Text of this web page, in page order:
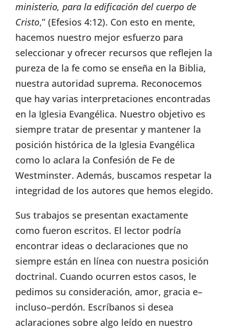
ministerio, para la edificación del cuerpo de
Cristo,” (Efesios 4:12). Con esto en mente,
hacemos nuestro mejor esfuerzo para
seleccionar y ofrecer recursos que reflejen la
pureza de la fe como se enseña en la Biblia,
nuestra autoridad suprema. Reconocemos
que hay varias interpretaciones encontradas
en la Iglesia Evangélica. Nuestro objetivo es
siempre tratar de presentar y mantener la
posición histórica de la Iglesia Evangélica
como lo aclara la Confesión de Fe de
Westminster. Además, buscamos respetar la
integridad de los autores que hemos elegido.
Sus trabajos se presentan exactamente
como fueron escritos. El lector podría
encontrar ideas o declaraciones que no
siempre están en línea con nuestra posición
doctrinal. Cuando ocurren estos casos, le
pedimos su consideración, amor, gracia e–
incluso–perdón. Escríbanos si desea
aclaraciones sobre algo leído en nuestro